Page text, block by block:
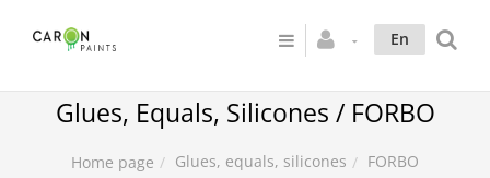
En
Glues, Equals, Silicones / FORBO
Home page Glues, equals, silicones FORBO